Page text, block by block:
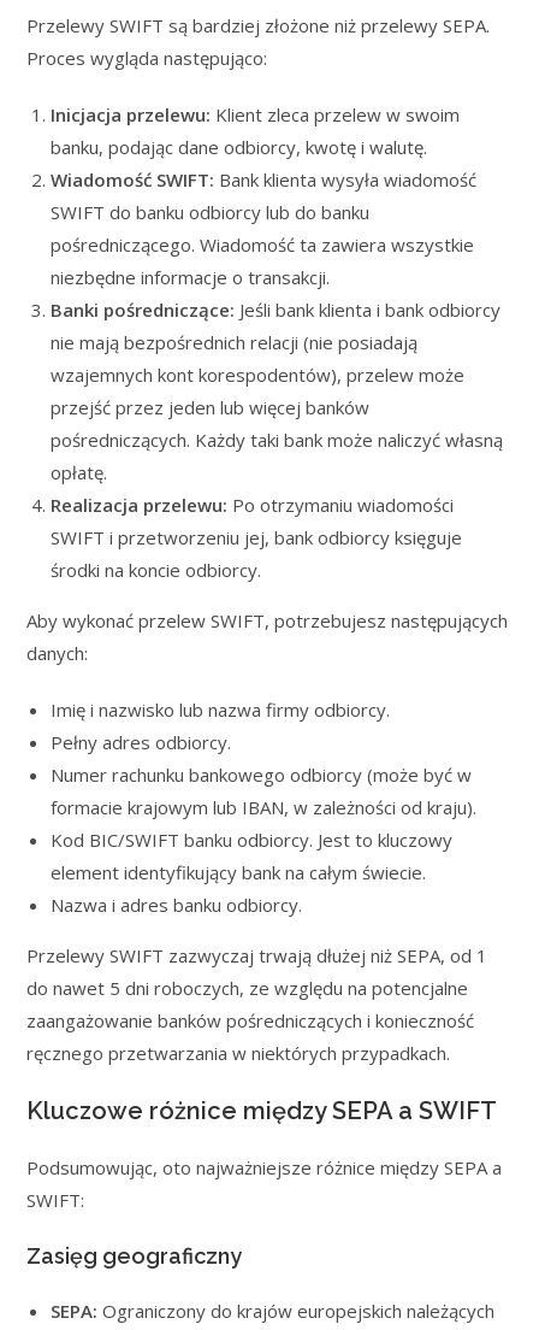
Przelewy SWIFT są bardziej złożone niż przelewy SEPA.
Proces wygląda następująco:
Inicjacja przelewu: Klient zleca przelew w swoim
banku, podając dane odbiorcy, kwotę i walutę.
Wiadomość SWIFT: Bank klienta wysyła wiadomość
SWIFT do banku odbiorcy lub do banku
pośredniczącego. Wiadomość ta zawiera wszystkie
niezbędne informacje o transakcji.
Banki pośredniczące: Jeśli bank klienta i bank odbiorcy
nie mają bezpośrednich relacji (nie posiadają
wzajemnych kont korespodentów), przelew może
przejść przez jeden lub więcej banków
pośredniczących. Każdy taki bank może naliczyć własną
opłatę.
Realizacja przelewu: Po otrzymaniu wiadomości
SWIFT i przetworzeniu jej, bank odbiorcy księguje
środki na koncie odbiorcy.
Aby wykonać przelew SWIFT, potrzebujesz następujących
danych:
Imię i nazwisko lub nazwa firmy odbiorcy.
Pełny adres odbiorcy.
Numer rachunku bankowego odbiorcy (może być w
formacie krajowym lub IBAN, w zależności od kraju).
Kod BIC/SWIFT banku odbiorcy. Jest to kluczowy
element identyfikujący bank na całym świecie.
Nazwa i adres banku odbiorcy.
Przelewy SWIFT zazwyczaj trwają dłużej niż SEPA, od 1
do nawet 5 dni roboczych, ze względu na potencjalne
zaangażowanie banków pośredniczących i konieczność
ręcznego przetwarzania w niektórych przypadkach.
Kluczowe różnice między SEPA a SWIFT
Podsumowując, oto najważniejsze różnice między SEPA a
SWIFT:
Zasięg geograficzny
SEPA: Ograniczony do krajów europejskich należących